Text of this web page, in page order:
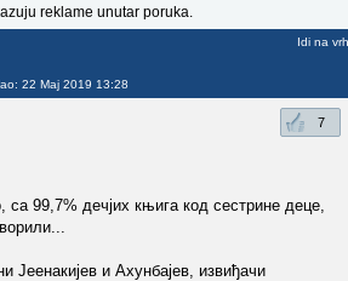
reklame unutar poruka.
22 Maj 2019 13:28
Idi na vrh
7
са 99,7% дечјих књига код сестрине деце,
Јеенакијев и Ахунбајев, извиђачи